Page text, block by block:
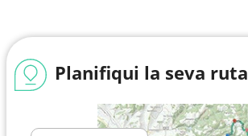
Planifiqui la seva ruta